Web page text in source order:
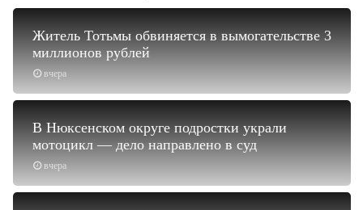
вчера
Житель Тотьмы обвиняется в вымогательстве 3
миллионов рублей
вчера
В Нюксенском округе подростки украли
мотоцикл — дело направлено в суд